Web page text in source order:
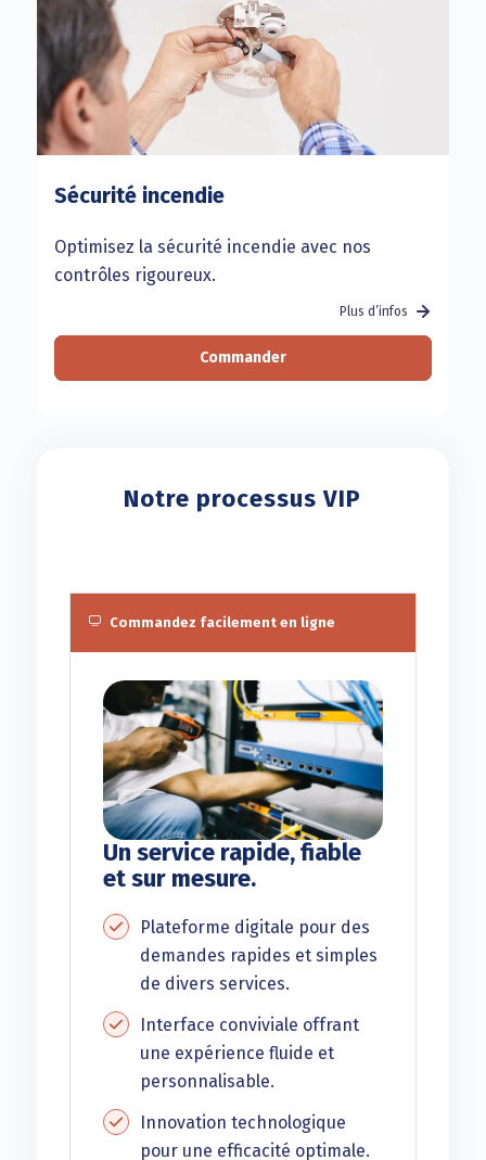
Sécurité incendie
Optimisez la sécurité incendie avec nos
contrôles rigoureux.
Plus d’infos
Commander
Notre processus VIP
Commandez facilement en ligne
Un service rapide, fiable
et sur mesure.
Plateforme digitale pour des
demandes rapides et simples
de divers services.
Interface conviviale offrant
une expérience fluide et
personnalisable.
Innovation technologique
pour une efficacité optimale.